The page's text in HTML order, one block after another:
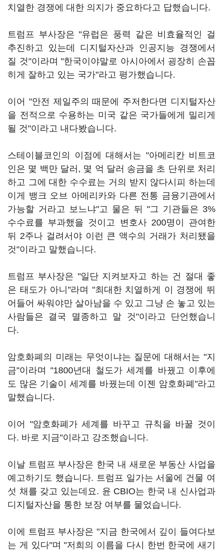
치열한 경쟁에 대한 의지가 중요하다고 답했습니다.
트럼프 부사장은 "유럽은 풍력 같은 비효율적인 걸
추진하고 있는데 디지털자산과 인공지능 경쟁에서
질 것"이라며 "한국이야말로 아시아에서 굉장히 손꼽
히게 잘하고 있는 국가"라고 평가했습니다.
이어 "안전 제일주의 때문에 주저한다면 디지털자산
을 전적으로 수용하는 미국 같은 국가들에게 밀리게
될 것"이라고 내다봤습니다.
스테이블코인의 이점에 대해서는 "아메리칸 비트코
인은 몇 백만 달러, 몇 억 달러 송금을 초 단위로 처리
하고 그에 대한 수수료는 거의 받지 않다시피 하는데
이게 뱅크 오브 아메리카와 다른 전통 금융기관에서
가능할 거라고 보느냐"고 물은 뒤 "그 기관들은 3%
수수료를 부과했을 것이고 변호사 200명이 관여한
뒤 2주나 걸려서야 이런 큰 액수의 거래가 처리됐을
것"이라고 말했습니다.
트럼프 부사장은 "일단 지켜보자고 하는 건 절대 좋
은 태도가 아니"라며 "최대한 치열하게 이 경쟁에 뛰
어들어 싸워야만 살아남을 수 있고 그냥 손 놓고 있는
사람들은 결국 멸종하고 말 것"이라고 단언했습니
다.
암호화폐의 미래는 무엇이냐는 질문에 대해서는 "지
금"이라며 "1800년대 철도가 세계를 바꿨고 이후에
도 많은 기술이 세계를 바꿨는데 이젠 암호화폐"라고
말했습니다.
이어 "암호화폐가 세계를 바꾸고 규칙을 바꿀 것이
다. 바로 지금"이라고 강조했습니다.
이날 트럼프 부사장은 한국 내 새로운 부동산 사업을
예고하기도 했습니다. 트럼프 일가는 서울에 건물 여
섯 채를 갖고 있는데요. 윤 CBIO는 한국 내 신사업과
디지털자산을 통한 보장 여부를 물었습니다.
이에 트럼프 부사장은 "지금 한국에서 깊이 들여다보
는 게 있다"며 "저희의 이름을 다시 한번 한국에 새기